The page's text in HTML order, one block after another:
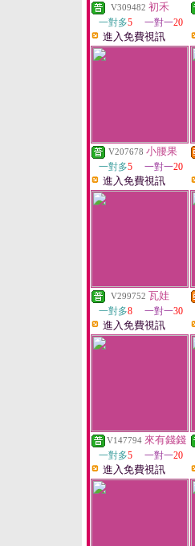
V309482 初禾
一對多5 一對一20
進入免費視訊
V207678 小腰果
一對多5 一對一20
進入免費視訊
V299752 瓦娃
一對多8 一對一30
進入免費視訊
V147794 來有錢錢
一對多5 一對一20
進入免費視訊